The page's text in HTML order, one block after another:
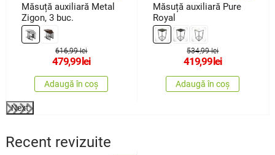
Măsuță auxiliară Metal
Zigon, 3 buc.
616,99 lei
479,99 lei
Adaugă în coș
Măsuță auxiliară Pure
Royal
534,99 lei
419,99 lei
Adaugă în coș
Next
Recent revizuite